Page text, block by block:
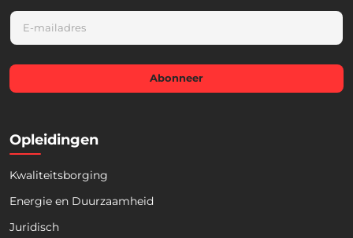
E
a
i
*
Abonneer
Opleidingen
Kwaliteitsborging
Energie en Duurzaamheid
Juridisch